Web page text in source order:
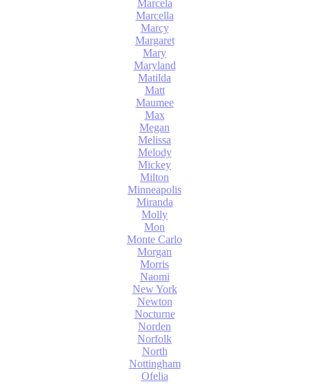
Marcela
Marcella
Marcy
Margaret
Mary
Maryland
Matilda
Matt
Maumee
Max
Megan
Melissa
Melody
Mickey
Milton
Minneapolis
Miranda
Molly
Mon
Monte Carlo
Morgan
Morris
Naomi
New York
Newton
Nocturne
Norden
Norfolk
North
Nottingham
Ofelia